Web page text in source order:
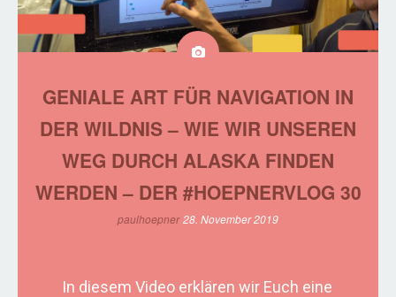
SPONSOREN
GENIALE ART FÜR NAVIGATION IN
DER WILDNIS – WIE WIR UNSEREN
WEG DURCH ALASKA FINDEN
WERDEN – DER #HOEPNERVLOG 30
paulhoepner 28. November 2019
In diesem Video erklären wir Euch eine